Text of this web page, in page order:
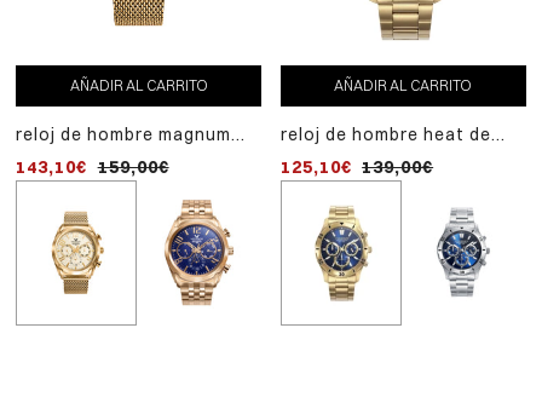
AÑADIR AL CARRITO
reloj de hombre magnum
dorado y malla milanesa
143,10€ 159,00€
AÑADIR AL CARRITO
reloj de hombre magnum
dorado
143,10€ 159,00€
AÑADIR AL CARRITO
reloj de hombre heat de
cronógrafo
125,10€ 139,00€